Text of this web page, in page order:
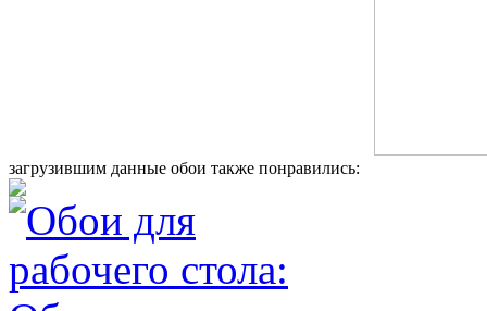
загрузившим данные обои также понравились: